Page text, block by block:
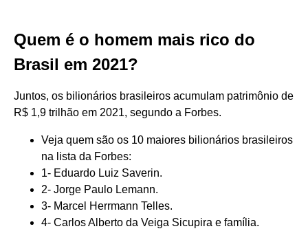
Quem é o homem mais rico do
Brasil em 2021?
Juntos, os bilionários brasileiros acumulam patrimônio de
R$ 1,9 trilhão em 2021, segundo a Forbes.
Veja quem são os 10 maiores bilionários brasileiros
na lista da Forbes:
1- Eduardo Luiz Saverin.
2- Jorge Paulo Lemann.
3- Marcel Herrmann Telles.
4- Carlos Alberto da Veiga Sicupira e família.